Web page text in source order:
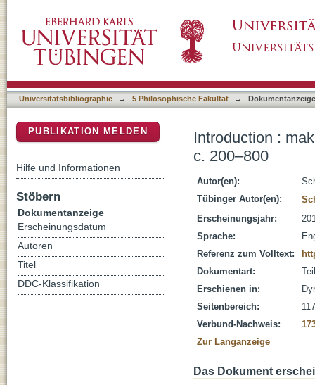
Universitätsbibliographie → 5 Philosophische Fakultät → Dokumentanzeige
Introduction :
c. 200–800
Autor(en):
Tübinger Autor(en):
Erscheinungsjahr:
Sprache:
Referenz zum Volltext:
Dokumentart:
Erschienen in:
Seitenbereich:
Verbund-Nachweis:
Zur Langanzeige
Das Dokument
PUBLIKATION MELDEN
Hilfe und Informationen
Stöbern
Dokumentanzeige
Erscheinungsdatum
Autoren
Titel
DDC-Klassifikation